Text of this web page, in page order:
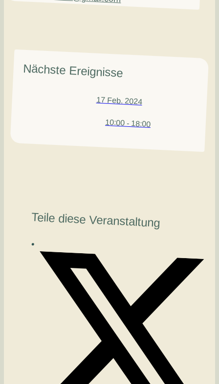
Nächste Ereignisse
17 Feb. 2024
10:00 - 18:00
Teile diese Veranstaltung